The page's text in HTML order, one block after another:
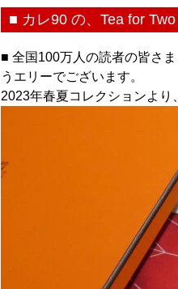
■ カレ90 の、Tea for Two
■ 全国100万人の読者の皆さ
うエリーでございます。
2023年春夏コレクションより